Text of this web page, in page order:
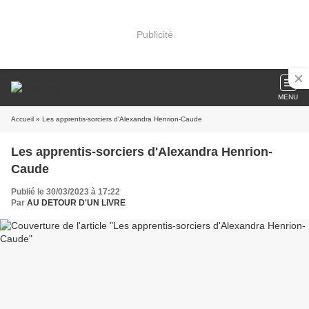
Publicité
MENU
Accueil » Les apprentis-sorciers d'Alexandra Henrion-Caude
Les apprentis-sorciers d'Alexandra Henrion-
Caude
Publié le 30/03/2023 à 17:22
Par AU DETOUR D'UN LIVRE